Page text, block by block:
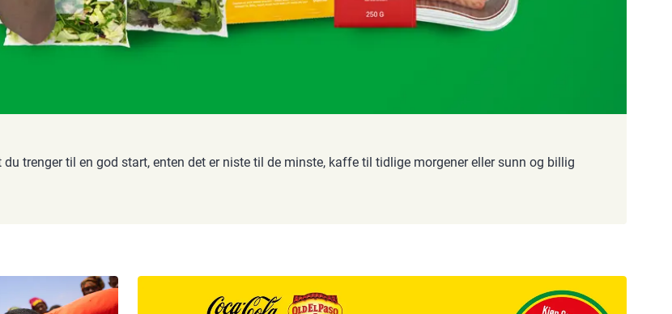
trenger til en god start, enten det er niste til de minste, kaffe til tidlige morgener eller sunn og billig